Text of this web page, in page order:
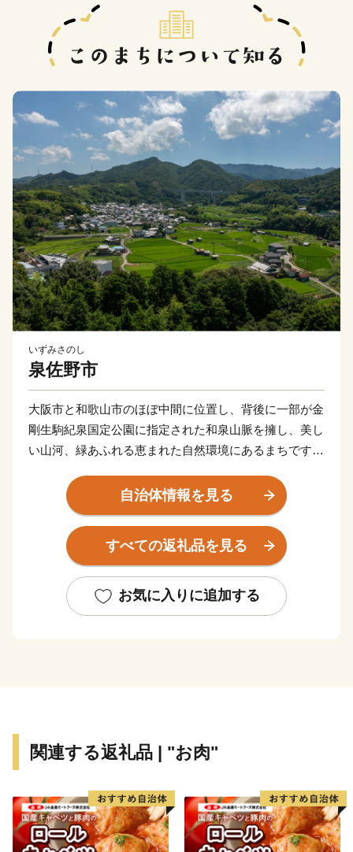
いずみさのし
泉佐野市
大阪市と和歌山市のほぼ中間に位置し、背後に一部が金
剛生駒紀泉国定公園に指定された和泉山脈を擁し、美し
い山河、緑あふれる恵まれた自然環境にあるまちです。
たが、関西国際空港の開港などに伴う人口の増加ととも
に、商業・サービス業が盛んになっています。
関空によるインパクトを最大限に活用し、世界と日本を
結ぶ玄関都市として、21世紀にふさわしい国際都市をめ
自治体情報を見る
すべての返礼品を見る
お気に入りに追加する
関連する返礼品 | "お肉"